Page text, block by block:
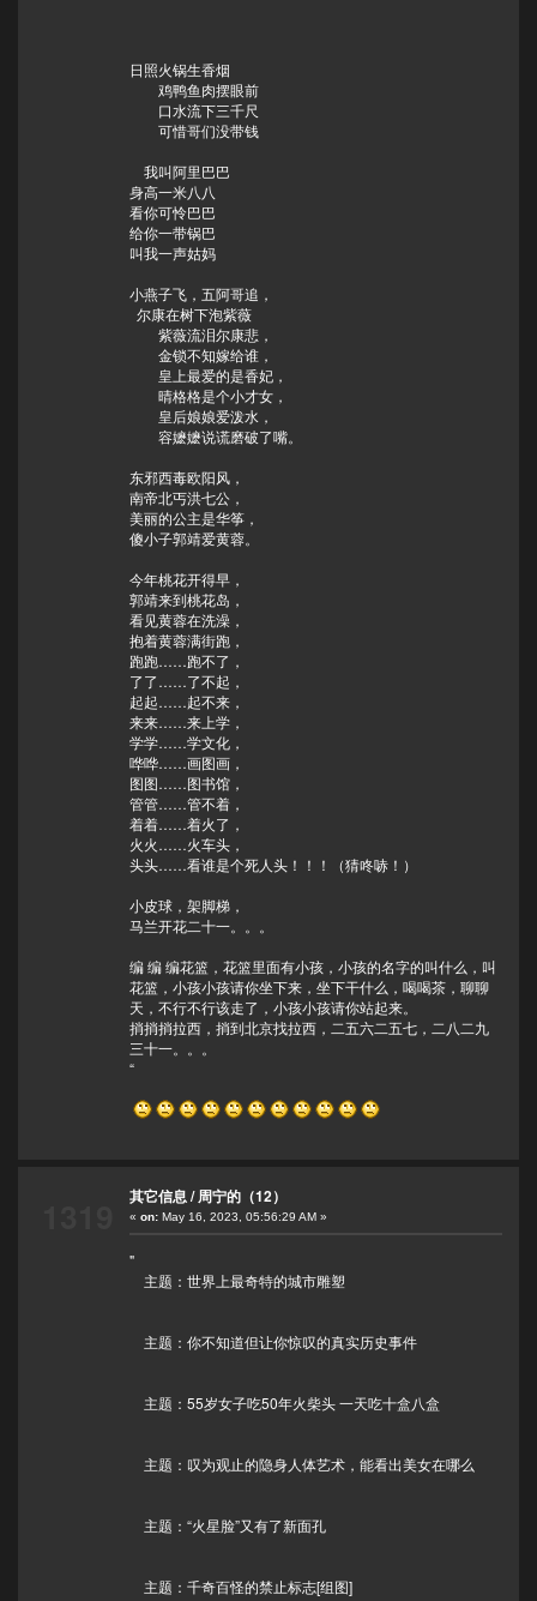
日照火锅生香烟
鸡鸭鱼肉摆眼前
口水流下三千尺
可惜哥们没带钱
我叫阿里巴巴
身高一米八八
看你可怜巴巴
给你一带锅巴
叫我一声姑妈
小燕子飞，五阿哥追，
尔康在树下泡紫薇
紫薇流泪尔康悲，
金锁不知嫁给谁，
皇上最爱的是香妃，
晴格格是个小才女，
皇后娘娘爱泼水，
容嬷嬷说谎磨破了嘴。
东邪西毒欧阳风，
南帝北丐洪七公，
美丽的公主是华筝，
傻小子郭靖爱黄蓉。
今年桃花开得早，
郭靖来到桃花岛，
看见黄蓉在洗澡，
抱着黄蓉满街跑，
跑跑……跑不了，
了了……了不起，
起起……起不来，
来来……来上学，
学学……学文化，
哗哗……画图画，
图图……图书馆，
管管……管不着，
着着……着火了，
火火……火车头，
头头……看谁是个死人头！！！（猜咚哧！）
小皮球，架脚梯，
马兰开花二十一。。。
编 编 编花篮，花篮里面有小孩，小孩的名字的叫什么，叫
花篮，小孩小孩请你坐下来，坐下干什么，喝喝茶，聊聊
天，不行不行该走了，小孩小孩请你站起来。
捎捎捎拉西，捎到北京找拉西，二五六二五七，二八二九
三十一。。。
“
其它信息/周宁的（12）
« on:May 16, 2023, 05:56:29 AM »
"
主题：世界上最奇特的城市雕塑
主题：你不知道但让你惊叹的真实历史事件
主题：55岁女子吃50年火柴头 一天吃十盒八盒
主题：叹为观止的隐身人体艺术，能看出美女在哪么
主题：“火星脸”又有了新面孔
主题：千奇百怪的禁止标志[组图]